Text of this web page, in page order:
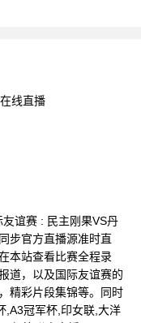
线直播
谊赛 : 民主刚果VS丹
步官方直播源准时直
本站查看比赛全程录
道，以及国际友谊赛的
精彩片段集锦等。同时
,A3冠军杯,印女联,大洋